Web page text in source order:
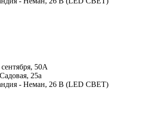
50А
25а
- Неман, 26 В (LED СВЕТ)